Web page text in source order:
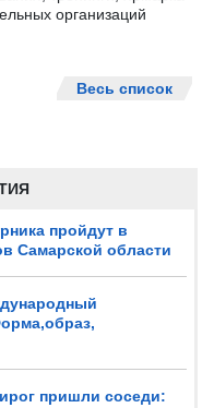
пройдут в
Самарской области
пришли соседи:
организаций
Весь список